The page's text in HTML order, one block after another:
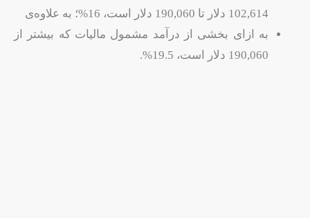
102,614 دلار تا 190,060 دلار است، 16%؛ به علاوه‌ی
به ازای بخشی از درآمد مشمول مالیات که بیشتر از
190,060 دلار است، 19.5%.